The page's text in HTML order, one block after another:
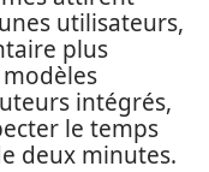
utilisateurs,
plus
intégrés,
le temps
deux minutes.